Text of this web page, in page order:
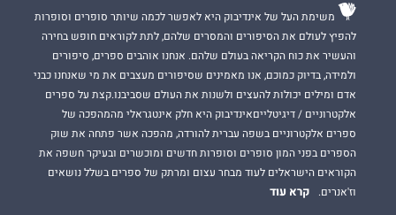
משימת העל של אינדיבוק היא לאפשר לכמה שיותר סופרים וסופרות
להפיץ לעולם את הסיפורים והמסרים שלהם, לתת לקוראים חופש בחירה
והעשיר את כוח הקריאה בעולם שלהם. אנחנו אוהבים ספרים, סיפורים
ולמידה, בדיוק כמוכם, אנו מאמינים שסיפורים מעצבים את מי שאנחנו כבני
אדם ומילים יכולות להעצים ולשנות את העולם שסביבנו.קצת על ספרים
אלקטרוניים / דיגיטלייםאינדיבוק היא חלק אינטגראלי מהמהפכה של
ספרים אלקטרוניים בשפה עברית להורדה, מהפכה אשר פתחה את שוק
הספרים בפני המון סופרים וסופרות חדשים ומוכשרים ובעיקר חשפה את
הקוראים הישראלים לעוד מבחר עצום ומרתק של ספרים בשלל נושאים
וז'אנרים.
קרא עוד